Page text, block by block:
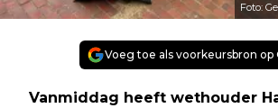
Foto:
Voeg toe als voorkeursbron op
Vanmiddag heeft wethouder